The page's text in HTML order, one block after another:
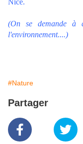
Nice.
(On se demande à
l'environnement....)
#Nature
Partager